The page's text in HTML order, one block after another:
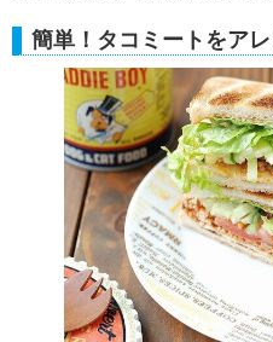
簡単！タコミートをア